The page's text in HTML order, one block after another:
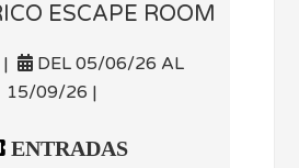
ESCAPE ROOM
DEL 05/06/26 AL
15/09/26 |
ENTRADAS